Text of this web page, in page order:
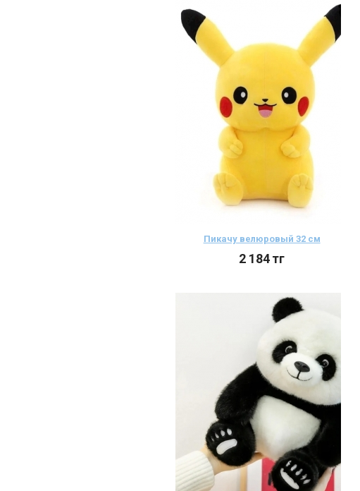
Пикачу велюровый 32 см
2 184тг